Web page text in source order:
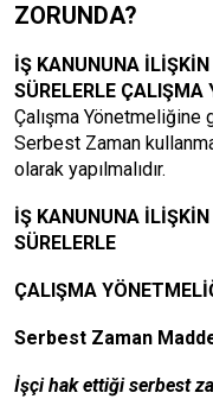
ZORUNDA?
İŞ KANUNUNA
SÜRELERLE ÇALIŞMA
Çalışma Yönetmeliğine
Serbest Zaman
olarak yapılmalıdır.
İŞ KANUNUNA
SÜRELERLE
ÇALIŞMA
Serbest Zaman
İşçi hak ettiği serbest